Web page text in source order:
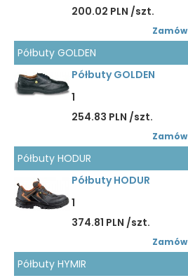
200.02 PLN /szt.
Zamów
Półbuty GOLDEN
Półbuty GOLDEN
1
254.83 PLN /szt.
Zamów
Półbuty HODUR
Półbuty HODUR
1
374.81 PLN /szt.
Zamów
Półbuty HYMIR